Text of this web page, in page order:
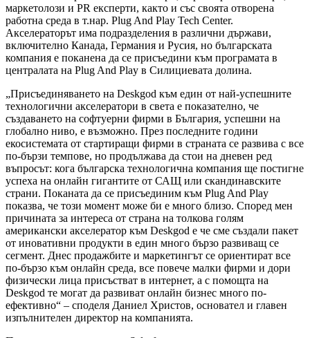
маркетолози и PR експерти, както и със своята отворена
работна среда в т.нар. Plug And Play Tech Center.
Акселераторът има подразделения в различни държави,
включително Канада, Германия и Русия, но българската
компания е поканена да се присъедини към програмата в
централата на Plug And Play в Силициевата долина.
„Присъединяването на Deskgod към един от най-успешните
технологични акселератори в света е показателно, че
създаването на софтуерни фирми в България, успешни на
глобално ниво, е възможно. През последните години
екосистемата от стартиращи фирми в страната се развива с все
по-бързи темпове, но продължава да стои на дневен ред
въпросът: кога българска технологична компания ще постигне
успеха на онлайн гигантите от САЩ или скандинавските
страни. Поканата да се присъединим към Plug And Play
показва, че този момент може би е много близо. Според мен
причината за интереса от страна на толкова голям
американски акселератор към Deskgod е че сме създали пакет
от иновативни продукти в един много бързо развиващ се
сегмент. Днес продажбите и маркетингът се ориентират все
по-бързо към онлайн среда, все повече малки фирми и дори
физически лица присъстват в интернет, а с помощта на
Deskgod те могат да развиват онлайн бизнес много по-
ефективно“ – споделя Даниел Христов, основател и главен
изпълнителен директор на компанията.